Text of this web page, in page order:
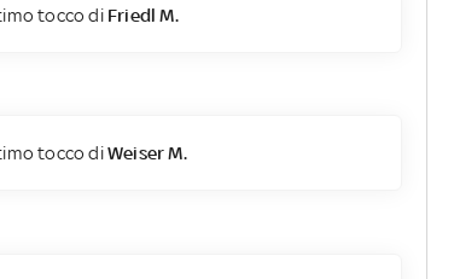
tocco di Friedl M.
tocco diWeiser M.